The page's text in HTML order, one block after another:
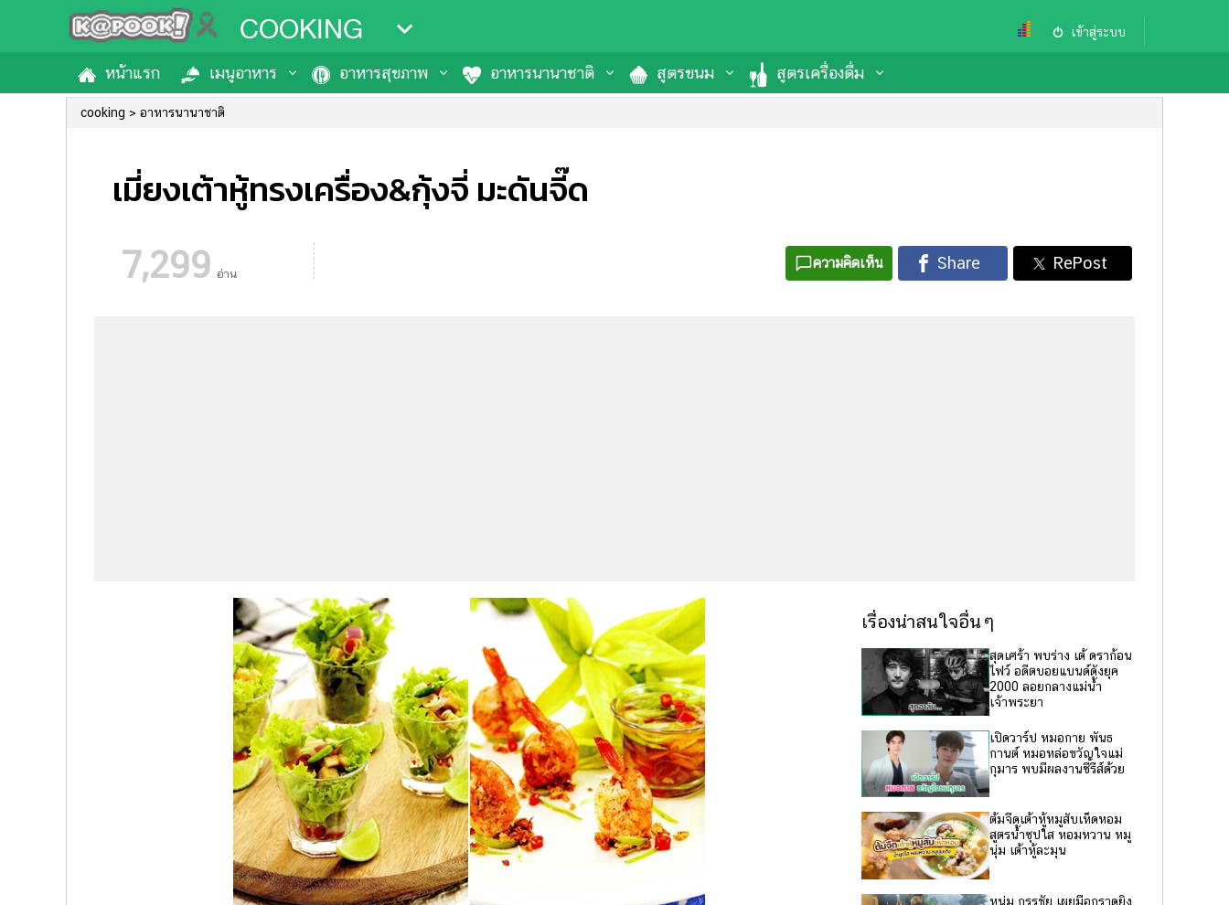
COOKING เข้าสู่ระบบ
หน้าแรก เมนูอาหาร อาหารสุขภาพ อาหารนานาชาติ สูตรขนม สูตรเครื่องดื่ม
cooking อาหารนานาชาติ
เมี่ยงเต้าหู้ทรงเครื่อง&กุ้งจี่ มะดันจี๊ด
7,299 อ่าน
ความคิดเห็น
เรื่องน่าสนใจอื่นๆ
สุดเศร้า พบร่าง เต้ ดราก้อน
ไฟว์ อดีตบอยแบนด์ดังยุค
2000 ลอยกลางแม่น้ำ
เจ้าพระยา
เปิดวาร์ป หมอกาย พันธ
กานต์ หมอหล่อขวัญใจแม่
กุมาร พบมีผลงานซีรีส์ด้วย
ต้มจืดเต้าหู้หมูสับเห็ดหอม
สูตรน้ำซุปใส หอมหวาน หมู
นุ่ม เต้าหู้ละมุน
หนุ่ม กรรชัย เผยมือกราดยิง